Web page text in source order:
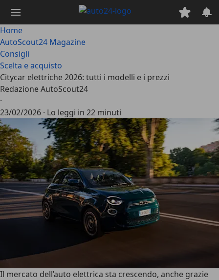
contenuto
principale
Home
AutoScout24 Magazine
Consigli
Scelta e acquisto
Citycar elettriche 2026: tutti i modelli e i prezzi
Redazione AutoScout24
·
23/02/2026 · Lo leggi in 22 minuti
Il mercato dell’auto elettrica sta crescendo, anche grazie